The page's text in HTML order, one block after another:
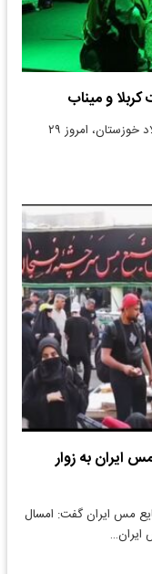
و میناب
دنیای معدن: در تالار طوبی فرهنگسرای شرکت فولاد خوزستان، امروز ۲۹
مس ایران به زوار
مس ایران گفت: امسال